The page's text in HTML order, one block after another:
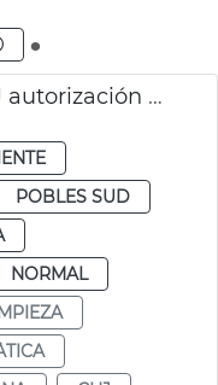
.
València solicita a la CHJ autorización para limipar el cauce del Turia
POBLES SUD
NORMAL